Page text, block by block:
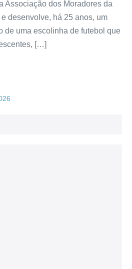
Associação dos Moradores da
desenvolve, há 25 anos, um
de uma escolinha de futebol que
[…]